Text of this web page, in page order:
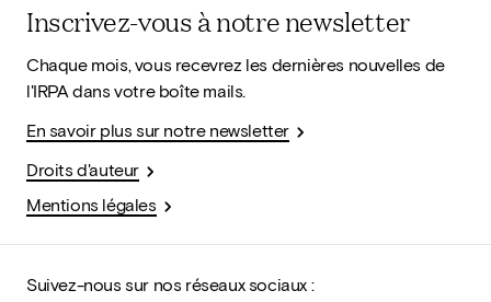
Inscrivez-vous à notre newsletter
Chaque mois, vous recevrez les dernières nouvelles de
l'IRPA dans votre boîte mails.
En savoir plus sur notre newsletter
Droits d'auteur
Mentions légales
Suivez-nous sur nos réseaux sociaux :